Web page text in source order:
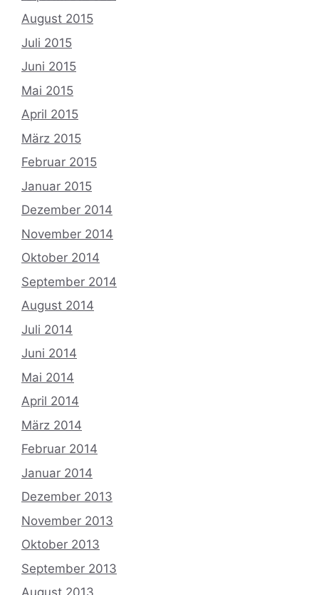
August 2015
Juli 2015
Juni 2015
Mai 2015
April 2015
März 2015
Februar 2015
Januar 2015
Dezember 2014
November 2014
Oktober 2014
September 2014
August 2014
Juli 2014
Juni 2014
Mai 2014
April 2014
März 2014
Februar 2014
Januar 2014
Dezember 2013
November 2013
Oktober 2013
September 2013